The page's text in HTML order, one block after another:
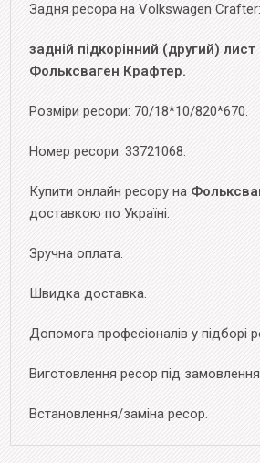
Задня ресора на Volkswagen Crafter:
задній підкорінний (другий)
Фольксваген Крафтер.
Розміри ресори: 70/18*10/820*670.
Номер ресори: 33721068.
Купити онлайн ресору на
доставкою по Україні.
Зручна оплата.
Швидка доставка.
Допомога професіоналів у підборі
Виготовлення ресор під
Встановлення/заміна ресор.